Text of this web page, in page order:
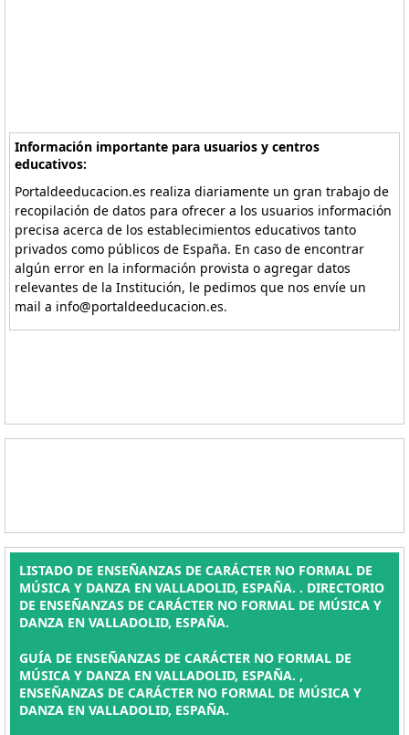
Información importante para usuarios y centros
educativos:
Portaldeeducacion.es realiza diariamente un gran trabajo de
recopilación de datos para ofrecer a los usuarios información
precisa acerca de los establecimientos educativos tanto
privados como públicos de España. En caso de encontrar
algún error en la información provista o agregar datos
relevantes de la Institución, le pedimos que nos envíe un
mail a info@portaldeeducacion.es.
LISTADO DE ENSEÑANZAS DE CARÁCTER NO FORMAL DE
MÚSICA Y DANZA EN VALLADOLID, ESPAÑA. . DIRECTORIO
DE ENSEÑANZAS DE CARÁCTER NO FORMAL DE MÚSICA Y
DANZA EN VALLADOLID, ESPAÑA.
GUÍA DE ENSEÑANZAS DE CARÁCTER NO FORMAL DE
MÚSICA Y DANZA EN VALLADOLID, ESPAÑA. ,
ENSEÑANZAS DE CARÁCTER NO FORMAL DE MÚSICA Y
DANZA EN VALLADOLID, ESPAÑA.